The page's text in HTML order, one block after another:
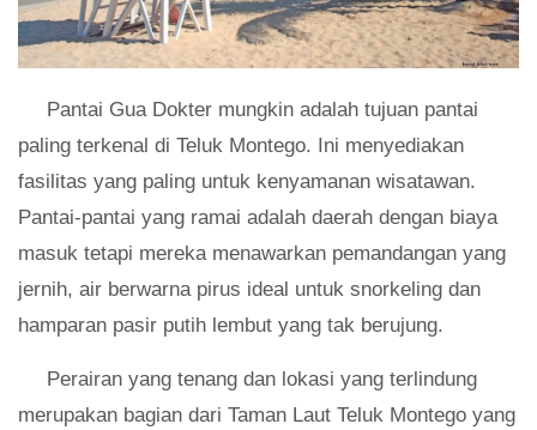
Pantai Gua Dokter mungkin adalah tujuan pantai
paling terkenal di Teluk Montego. Ini menyediakan
fasilitas yang paling untuk kenyamanan wisatawan.
Pantai-pantai yang ramai adalah daerah dengan biaya
masuk tetapi mereka menawarkan pemandangan yang
jernih, air berwarna pirus ideal untuk snorkeling dan
hamparan pasir putih lembut yang tak berujung.
Perairan yang tenang dan lokasi yang terlindung
merupakan bagian dari Taman Laut Teluk Montego yang